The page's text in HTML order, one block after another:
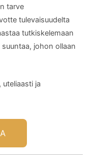
tarve
tulevaisuudelta
tutkiskelemaan
johon ollaan
uteliaasti ja